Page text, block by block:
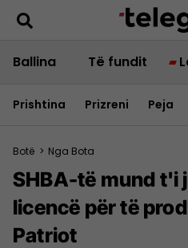
Ballina Të fundit
Prishtina Prizreni Peja
Botë > Nga Bota
SHBA-të mund t'i
licencë për të
Patriot